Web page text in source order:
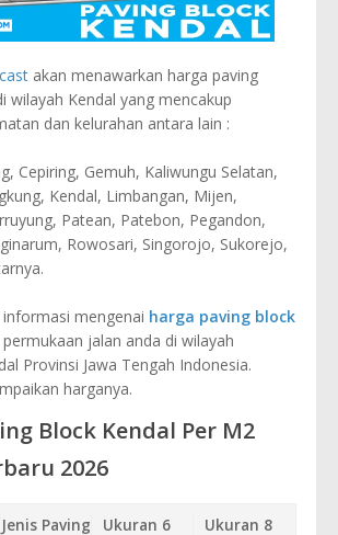
akan menawarkan harga paving
wilayah Kendal yang mencakup
dan kelurahan antara lain :
Cepiring, Gemuh, Kaliwungu Selatan,
Kendal, Limbangan, Mijen,
Patean, Patebon, Pegandon,
Rowosari, Singorojo, Sukorejo,
mengenai harga paving block
jalan anda di wilayah
Provinsi Jawa Tengah Indonesia.
harganya.
Block Kendal Per M2
2026
Jenis Paving
Ukuran 6
Ukuran 8